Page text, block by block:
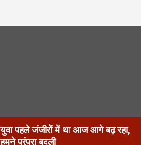
युवा पहले जंजीरों में था आज आगे बढ़ रहा,
हमने परंपरा बदली